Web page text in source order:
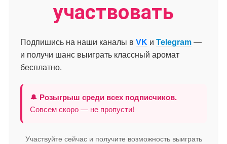
участвовать
Подпишись на наши каналы в VK и Telegram —
и получи шанс выиграть классный аромат
бесплатно.
🔔 Розыгрыш среди всех подписчиков.
Совсем скоро — не пропусти!
Участвуйте сейчас и получите возможность выиграть